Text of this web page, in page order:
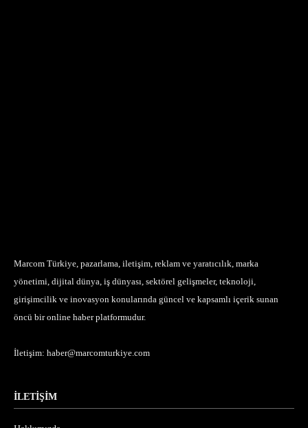
Marcom Türkiye, pazarlama, iletişim, reklam ve yaratıcılık, marka
yönetimi, dijital dünya, iş dünyası, sektörel gelişmeler, teknoloji,
girişimcilik ve inovasyon konularında güncel ve kapsamlı içerik sunan
öncü bir online haber platformudur.
İletişim: haber@marcomturkiye.com
İLETİŞİM